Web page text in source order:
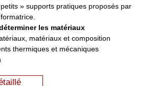
» supports pratiques proposés par
les matériaux
matériaux et composition
thermiques et mécaniques